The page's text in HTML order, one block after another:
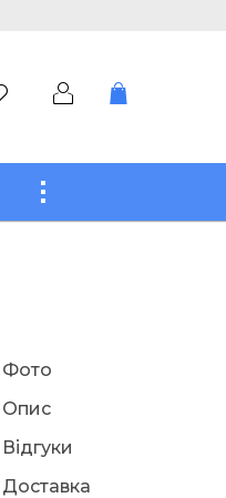
Фото
Опис
Відгуки
Доставка